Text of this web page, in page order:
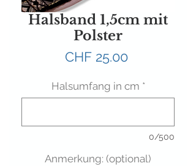
Halsband 1,5cm mit
Polster
CHF 25.00Preis
Halsumfang in cm *
0/500
Anmerkung: (optional)